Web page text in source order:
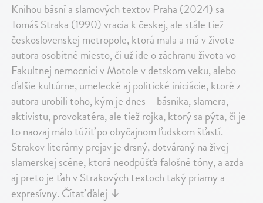
Knihou básní a slamových textov Praha (2024) sa
Tomáš Straka (1990) vracia k českej, ale stále tiež
československej metropole, ktorá mala a má v živote
autora osobitné miesto, či už ide o záchranu života vo
Fakultnej nemocnici v Motole v detskom veku, alebo
ďalšie kultúrne, umelecké aj politické iniciácie, ktoré z
autora urobili toho, kým je dnes – básnika, slamera,
aktivistu, provokatéra, ale tiež rojka, ktorý sa pýta, či je
to naozaj málo túžiť po obyčajnom ľudskom šťastí.
Strakov literárny prejav je drsný, dotváraný na živej
slamerskej scéne, ktorá neodpúšťa falošné tóny, a azda
aj preto je ťah v Strakových textoch taký priamy a
expresívny.Čítať ďalej↓